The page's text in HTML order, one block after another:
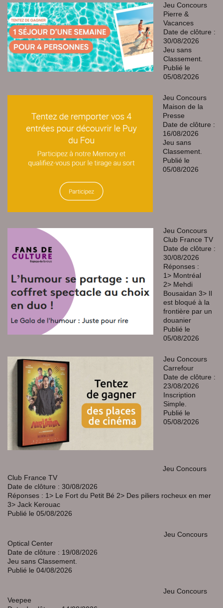
Jeu Concours
Pierre &
Vacances
Date de clôture :
30/08/2026
Jeu sans
Classement.
Publié le
05/08/2026
Jeu Concours
Maison de la
Presse
Date de clôture :
16/08/2026
Jeu sans
Classement.
Publié le
05/08/2026
Jeu Concours
Club France TV
Date de clôture :
30/08/2026
Réponses :
1> Montréal
2> Mehdi
Bousaidan 3> Il
est bloqué à la
frontière par un
douanier
Publié le
05/08/2026
Jeu Concours
Carrefour
Date de clôture :
23/08/2026
Inscription
Simple.
Publié le
05/08/2026
Jeu Concours
Club France TV
Date de clôture : 30/08/2026
Réponses : 1> Le Fort du Petit Bé 2> Des piliers rocheux en mer
3> Jack Kerouac
Publié le 05/08/2026
Jeu Concours
Optical Center
Date de clôture : 19/08/2026
Jeu sans Classement.
Publié le 04/08/2026
Jeu Concours
Veepee